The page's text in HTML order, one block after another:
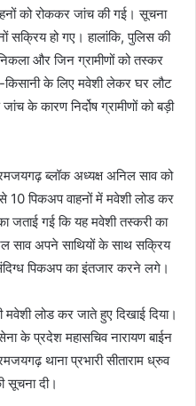
को रोककर जांच की गई। सूचना
सक्रिय हो गए। हालांकि, पुलिस की
और जिन ग्रामीणों को तस्कर
के लिए मवेशी लेकर घर लौट
के कारण निर्दोष ग्रामीणों को बड़ी
ब्लॉक अध्यक्ष अनिल साव को
10 पिकअप वाहनों में मवेशी लोड कर
गई कि यह मवेशी तस्करी का
साव अपने साथियों के साथ सक्रिय
पिकअप का इंतजार करने लगे।
लोड कर जाते हुए दिखाई दिया।
के प्रदेश महासचिव नारायण बाईन
थाना प्रभारी सीताराम ध्रुव
सूचना दी।